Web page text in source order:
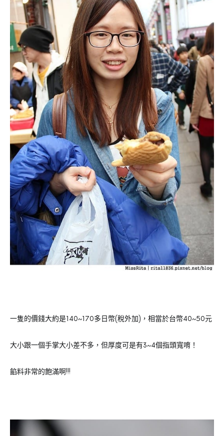
一隻的價錢大約是140~170多日幣(稅外加)，相當於台幣40~50元
大小跟一個手掌大小差不多，但厚度可是有3~4個指頭寬唷！
餡料非常的飽滿啊!!!